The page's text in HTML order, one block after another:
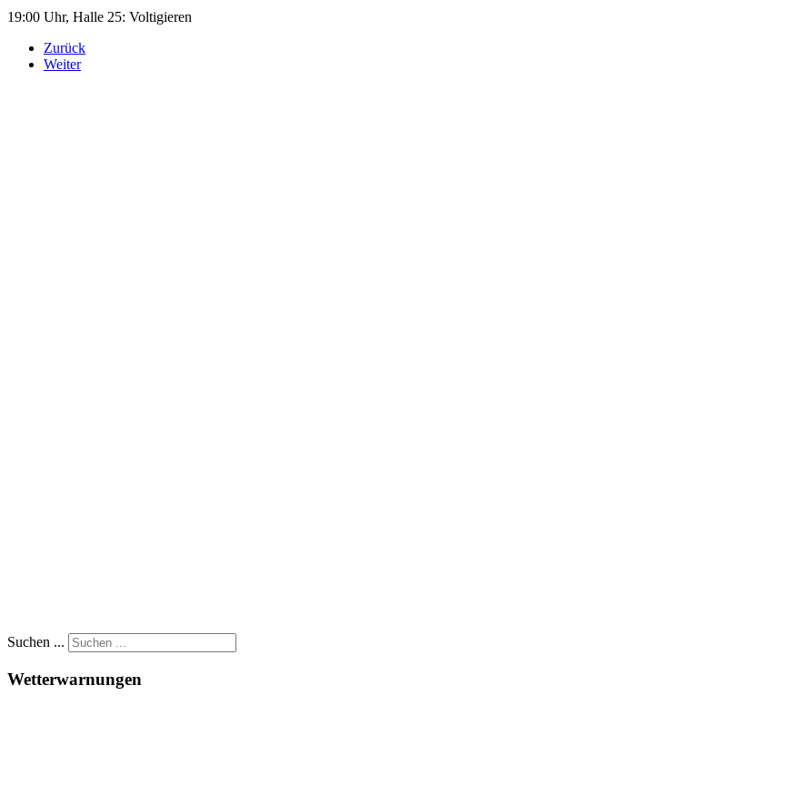
19:00 Uhr, Halle 25: Voltigieren
Zurück
Weiter
Suchen ...
Wetterwarnungen